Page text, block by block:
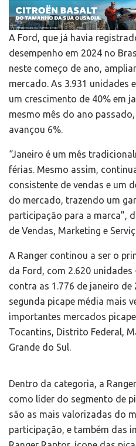
A Ford, que já havia
desempenho em 2024 no
neste começo de ano,
mercado. As 3.931 unidades
um crescimento de 40% em
mesmo mês do ano
avançou 6%.
“Janeiro é um mês
férias. Mesmo assim,
consistente de vendas e um
do mercado, trazendo um
participação para a marca”,
de Vendas, Marketing e
A Ranger continou a ser o
da Ford, com 2.620
contra as 1.776 de janeiro de
segunda picape média mais
importantes mercados
Tocantins, Distrito Federal,
Grande do Sul.
Dentro da categoria, a
como líder do segmento de
são as mais valorizadas do
participação, e também das